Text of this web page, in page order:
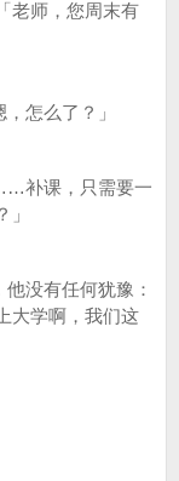
老师，您周末有
怎么了？」
补课，只需要一
没有任何犹豫：
大学啊，我们这